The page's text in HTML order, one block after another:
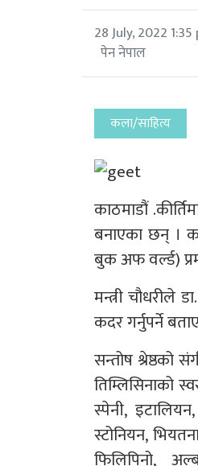
28 July, 2022 1:35
पेन नेपाल
कला/साहित्य
काठमाडौं
बनाएका छन् ।
बुक अफ वर्ल्ड)
मन्त्री चौधरीले
कदर गर्नुपर्ने
सन्तोष श्रेष्ठको
तिम्लिसिनाको
स्पेनी,
स्टोनियन,
फिलिपिनो,